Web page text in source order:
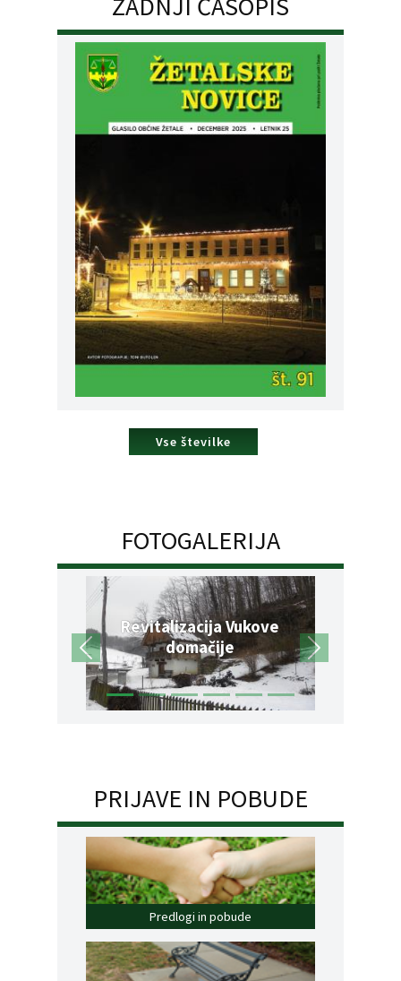
Vse številke
FOTOGALERIJA
Revitalizacija Vukove
domačije
PRIJAVE IN POBUDE
Predlogi in pobude